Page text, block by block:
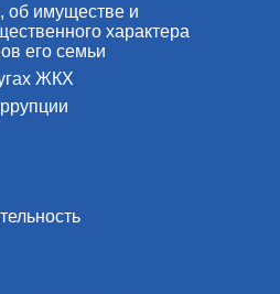
об имуществе и
характера
его семьи
ЖКХ